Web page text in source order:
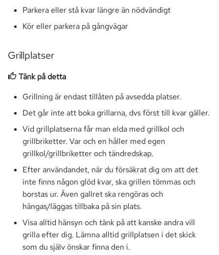
Parkera eller stå kvar längre än nödvändigt
Kör eller parkera på gångvägar
Grillplatser
Tänk på detta
Grillning är endast tillåten på avsedda platser.
Det går inte att boka grillarna, dvs först till kvar gäller.
Vid grillplatserna får man elda med grillkol och
grillbriketter. Var och en håller med egen
grillkol/grillbriketter och tändredskap.
Efter användandet, när du försäkrat dig om att det
inte finns någon glöd kvar, ska grillen tömmas och
borstas ur. Även gallret ska rengöras och
hängas/läggas tillbaka på sin plats.
Visa alltid hänsyn och tänk på att kanske andra vill
grilla efter dig. Lämna alltid grillplatsen i det skick
som du själv önskar finna den i.